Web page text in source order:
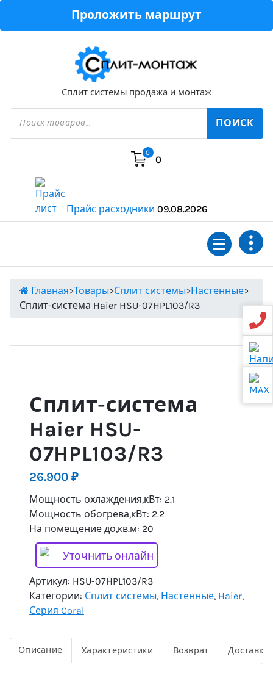
Проложить маршрут
Сплит системы продажа и монтаж
Поиск
товаров
ПОИСК
0
0
Прайс расходники 09.08.2026
Главная>Товары>Сплит системы>Настенные>
Сплит-система Haier HSU-07HPL103/R3
Сплит-система
Haier HSU-
07HPL103/R3
26.900 ₽
Мощность охлаждения,кВт: 2.1
Мощность обогрева,кВт: 2.2
На помещение до,кв.м: 20
Уточнить онлайн
Артикул: HSU-07HPL103/R3
Категории: Сплит системы, Настенные, Haier,
Серия Coral
Описание Характеристики Возврат Доставка